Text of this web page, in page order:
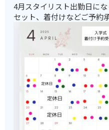
4月スタイリスト出勤日に
セット、着付けなどご予約